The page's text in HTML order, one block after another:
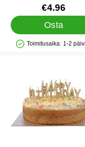
Hopea
Tuote.nro 84008
€4.96
Osta
Saatavuus: Varastossa
Toimitusaika: 1-2
Merkitse kirjainkynttilät